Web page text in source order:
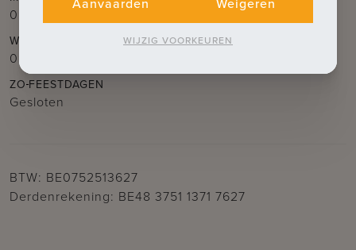
09.30u – 12.30u
WO
09.30u – 12.30u
ZO FEESTDAGEN
Gesloten
BTW: BE0752513627
Derdenrekening: BE48 3751 1371 7627
WIJZIG VOORKEUREN